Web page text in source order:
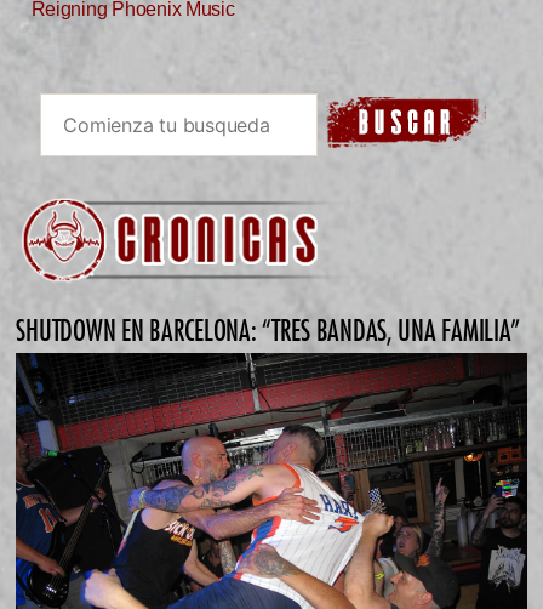
Reigning Phoenix Music
SHUTDOWN EN BARCELONA: “TRES BANDAS, UNA FAMILIA”